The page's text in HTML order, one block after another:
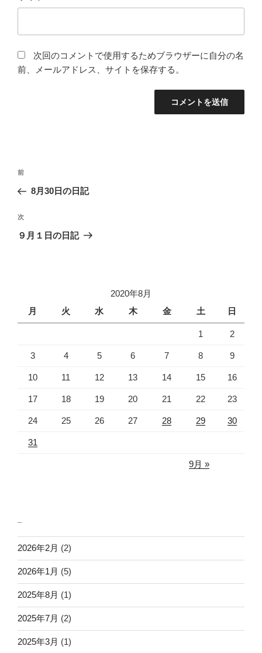
次回のコメントで使用するためブラウザーに自分の名
前、メールアドレス、サイトを保存する。
投
ビ
ゲ
過
去
投
稿
前
8月30日の日記
次
の
次
９月１日の日記
2020年8月
月
火 水 木 金 土 日
1 2
3 4 5 6 7 8 9
10 11 12 13 14 15 16
17 18 19 20 21 22 23
24 25 26 27 28 29 30
31
9月 »
2026年2月 (2)
2026年1月 (5)
2025年8月 (1)
2025年7月 (2)
2025年3月 (1)